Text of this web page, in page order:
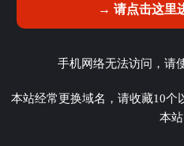
→ 请点击这里
手机网络无法访问，请
本站经常更换域名，请收藏10个
本站